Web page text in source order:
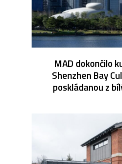
MAD dokončilo
Shenzhen Bay
poskládanou z